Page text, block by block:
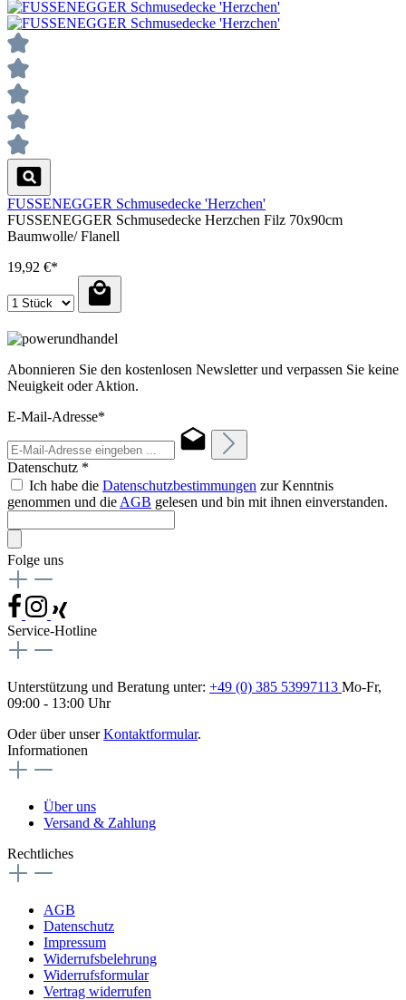
FUSSENEGGER Schmusedecke 'Herzchen'
FUSSENEGGER Schmusedecke Herzchen Filz 70x90cm
Baumwolle/ Flanell
19,92 €*
Abonnieren Sie den kostenlosen Newsletter und verpassen Sie keine
Neuigkeit oder Aktion.
E-Mail-Adresse*
Datenschutz *
Ich habe die Datenschutzbestimmungen zur Kenntnis
genommen und die AGB gelesen und bin mit ihnen einverstanden.
Folge uns
Service-Hotline
Unterstützung und Beratung unter: +49 (0) 385 53997113 Mo-Fr,
09:00 - 13:00 Uhr
Oder über unserKontaktformular.
Informationen
Über uns
Versand & Zahlung
Rechtliches
AGB
Datenschutz
Impressum
Widerrufsbelehrung
Widerrufsformular
Vertrag widerrufen